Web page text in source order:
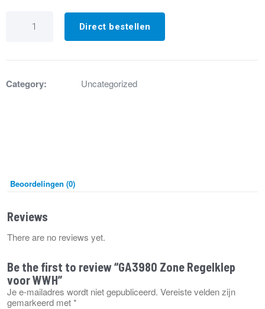
Direct bestellen
Category: Uncategorized
Beoordelingen (0)
Reviews
There are no reviews yet.
Be the first to review “GA3980 Zone Regelklep
voor WWH”
Je e-mailadres wordt niet gepubliceerd. Vereiste velden zijn
gemarkeerd met*